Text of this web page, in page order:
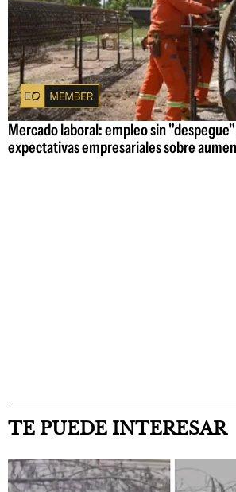
Mercado laboral: empleo sin
expectativas empresariales sobre
TE PUEDE INTERESAR